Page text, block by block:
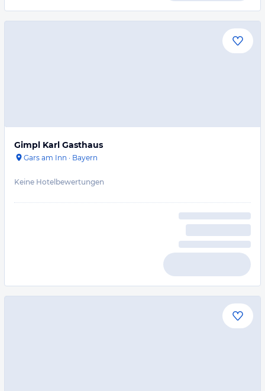
Gimpl Karl Gasthaus
Gars am Inn · Bayern
Keine Hotelbewertungen